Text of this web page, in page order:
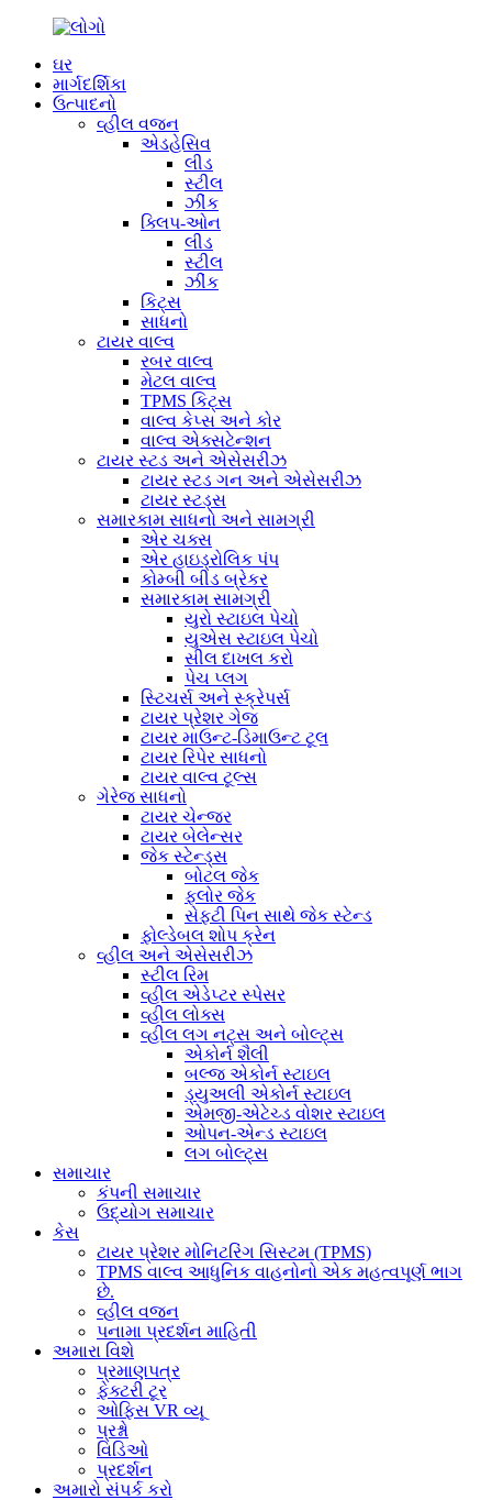
ઘર
માર્ગદર્શિકા
ઉત્પાદનો
વ્હીલ વજન
એડહેસિવ
લીડ
સ્ટીલ
ઝીંક
ક્લિપ-ઓન
લીડ
સ્ટીલ
ઝીંક
કિટ્સ
સાધનો
ટાયર વાલ્વ
રબર વાલ્વ
મેટલ વાલ્વ
TPMS કિટ્સ
વાલ્વ કેપ્સ અને કોર
વાલ્વ એક્સટેન્શન
ટાયર સ્ટડ અને એસેસરીઝ
ટાયર સ્ટડ ગન અને એસેસરીઝ
ટાયર સ્ટડ્સ
સમારકામ સાધનો અને સામગ્રી
એર ચક્સ
એર હાઇડ્રોલિક પંપ
કોમ્બી બીડ બ્રેકર
સમારકામ સામગ્રી
યુરો સ્ટાઇલ પેચો
યુએસ સ્ટાઇલ પેચો
સીલ દાખલ કરો
પેચ પ્લગ
સ્ટિચર્સ અને સ્ક્રેપર્સ
ટાયર પ્રેશર ગેજ
ટાયર માઉન્ટ-ડિમાઉન્ટ ટૂલ
ટાયર રિપેર સાધનો
ટાયર વાલ્વ ટૂલ્સ
ગેરેજ સાધનો
ટાયર ચેન્જર
ટાયર બેલેન્સર
જેક સ્ટેન્ડ્સ
બોટલ જેક
ફ્લોર જેક
સેફ્ટી પિન સાથે જેક સ્ટેન્ડ
ફોલ્ડેબલ શોપ ક્રેન
વ્હીલ અને એસેસરીઝ
સ્ટીલ રિમ
વ્હીલ એડેપ્ટર સ્પેસર
વ્હીલ લોક્સ
વ્હીલ લગ નટ્સ અને બોલ્ટ્સ
એકોર્ન શૈલી
બલ્જ એકોર્ન સ્ટાઇલ
ડ્યુઅલી એકોર્ન સ્ટાઇલ
એમજી-એટેચ્ડ વોશર સ્ટાઇલ
ઓપન-એન્ડ સ્ટાઇલ
લગ બોલ્ટ્સ
સમાચાર
કંપની સમાચાર
ઉદ્યોગ સમાચાર
કેસ
ટાયર પ્રેશર મોનિટરિંગ સિસ્ટમ (TPMS)
TPMS વાલ્વ આધુનિક વાહનોનો એક મહત્વપૂર્ણ ભાગ
છે.
વ્હીલ વજન
પનામા પ્રદર્શન માહિતી
અમારા વિશે
પ્રમાણપત્ર
ફેક્ટરી ટૂર
ઓફિસ VR વ્યૂ
પ્રશ્નો
વિડિઓ
પ્રદર્શન
અમારો સંપર્ક કરો